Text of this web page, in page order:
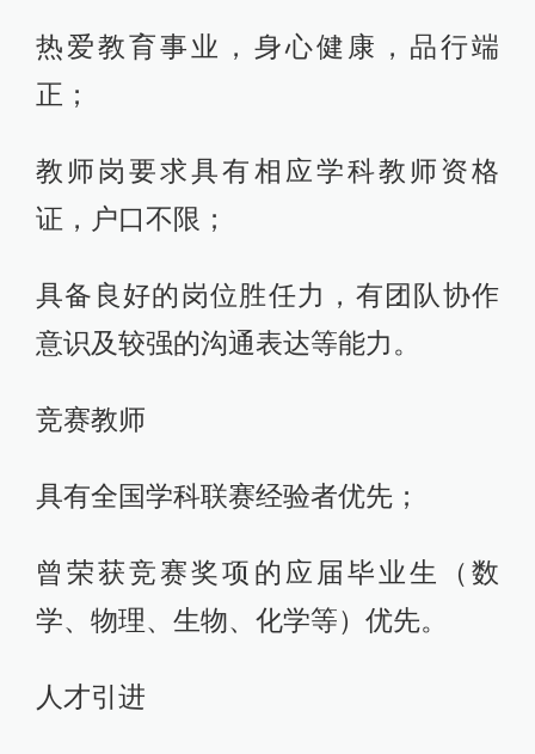
热爱教育事业，身心健康，品行端
正；
教师岗要求具有相应学科教师资格
证，户口不限；
具备良好的岗位胜任力，有团队协作
意识及较强的沟通表达等能力。
竞赛教师
具有全国学科联赛经验者优先；
曾荣获竞赛奖项的应届毕业生（数
学、物理、生物、化学等）优先。
人才引进